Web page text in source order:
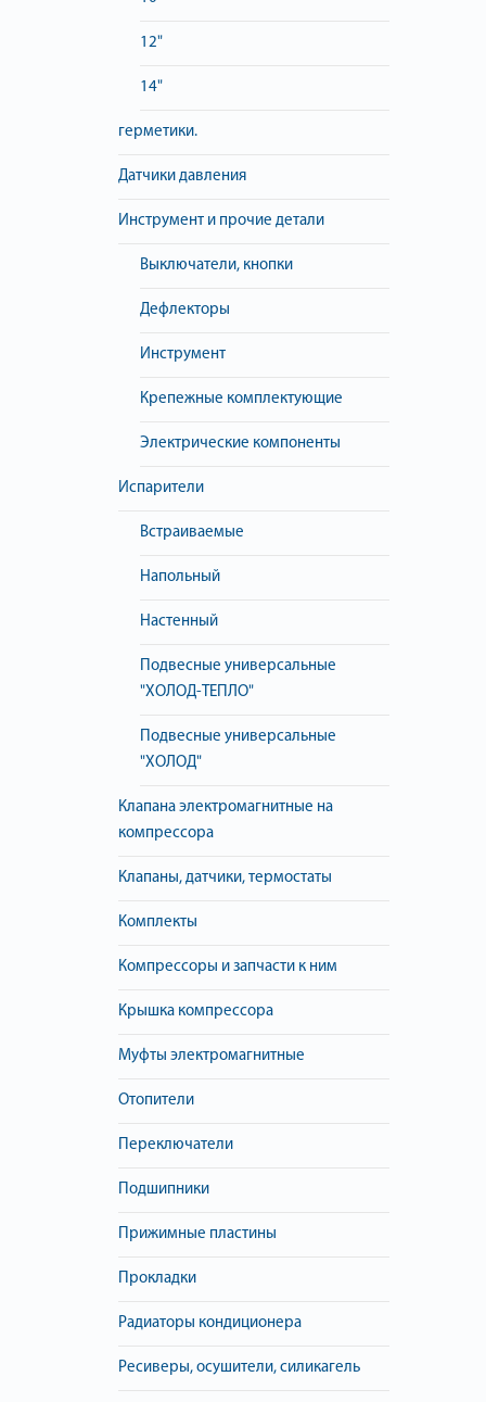
12"
14"
герметики.
Датчики давления
Инструмент и прочие детали
Выключатели, кнопки
Дефлекторы
Инструмент
Крепежные комплектующие
Электрические компоненты
Испарители
Встраиваемые
Напольный
Настенный
Подвесные универсальные
"ХОЛОД-ТЕПЛО"
Подвесные универсальные
"ХОЛОД"
Клапана электромагнитные на
компрессора
Клапаны, датчики, термостаты
Комплекты
Компрессоры и запчасти к ним
Крышка компрессора
Муфты электромагнитные
Отопители
Переключатели
Подшипники
Прижимные пластины
Прокладки
Радиаторы кондиционера
Ресиверы, осушители, силикагель